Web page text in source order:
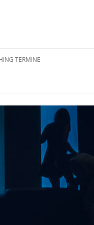
TERMINE